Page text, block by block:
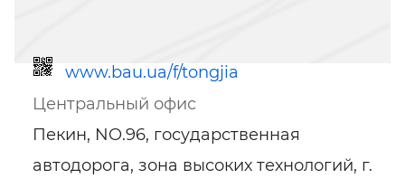
www.bau.ua/f/tongjia
Центральный офис
Пекин, NO.96, государственная
автодорога, зона высоких технологий, г.